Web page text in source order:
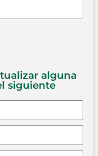
alguna
siguiente